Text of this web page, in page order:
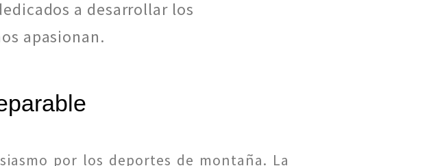
a desarrollar los
apasionan.
por los deportes de montaña. La